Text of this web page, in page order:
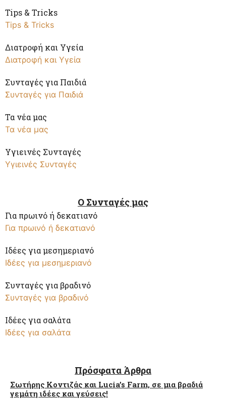
Tips & Tricks
Tips & Tricks
Διατροφή και Υγεία
Διατροφή και Υγεία
Συνταγές για Παιδιά
Συνταγές για Παιδιά
Τα νέα μας
Τα νέα μας
Υγιεινές Συνταγές
Υγιεινές Συνταγές
Ο Συνταγές μας
Για πρωινό ή δεκατιανό
Για πρωινό ή δεκατιανό
Ιδέες για μεσημεριανό
Ιδέες για μεσημεριανό
Συνταγές για βραδινό
Συνταγές για βραδινό
Ιδέες για σαλάτα
Ιδέες για σαλάτα
Πρόσφατα Άρθρα
Σωτήρης Κοντιζάς και Lucia’s Farm, σε μια βραδιά
γεμάτη ιδέες και γεύσεις!